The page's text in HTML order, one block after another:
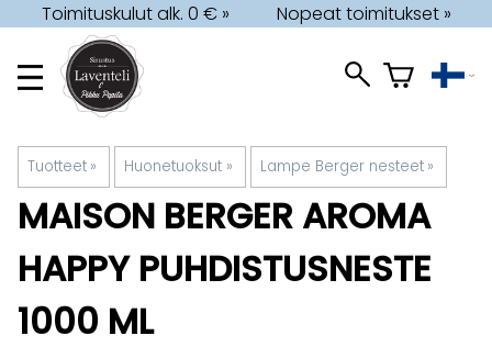
Toimituskulut alk. 0 € » Nopeat toimitukset »
Tuotteet ‪» Huonetuoksut ‪» Lampe Berger nesteet ‪»
MAISON BERGER AROMA
HAPPY PUHDISTUSNESTE
1000 ML